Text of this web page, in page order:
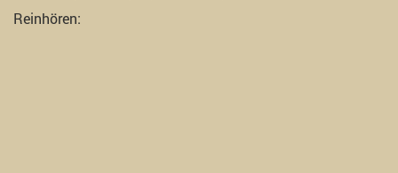
Reinhören: